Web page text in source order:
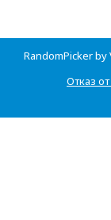
RandomPicker
Отказ